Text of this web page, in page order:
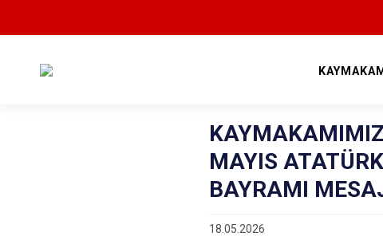
KAYMAKAMIMIZ
MAYIS
BAYRAMI
18.05.2026